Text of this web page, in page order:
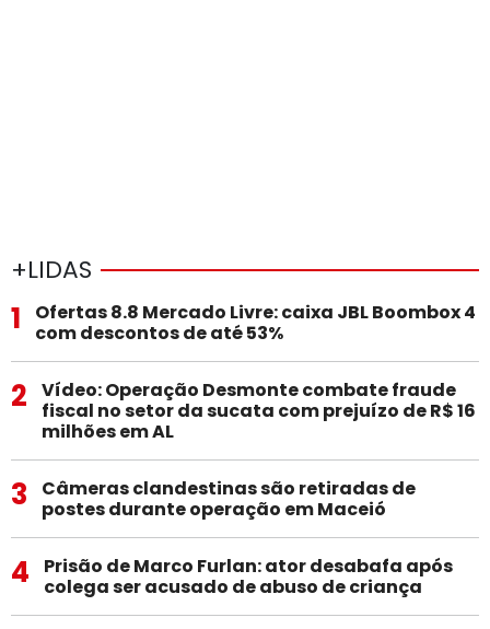
+LIDAS
1
Ofertas 8.8 Mercado Livre: caixa JBL Boombox 4
com descontos de até 53%
2
Vídeo: Operação Desmonte combate fraude
fiscal no setor da sucata com prejuízo de R$ 16
milhões em AL
3
Câmeras clandestinas são retiradas de
postes durante operação em Maceió
4
Prisão de Marco Furlan: ator desabafa após
colega ser acusado de abuso de criança